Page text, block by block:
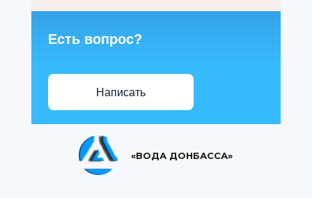
Есть вопрос?
Написать
«ВОДА ДОНБАССА»